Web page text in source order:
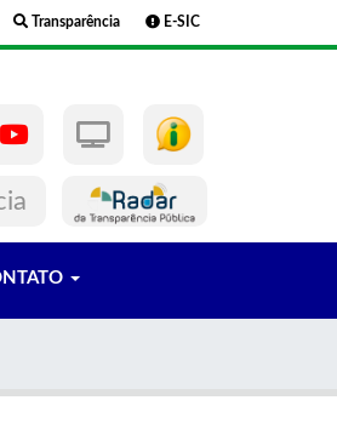
Transparência E-SIC